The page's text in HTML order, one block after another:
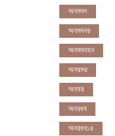
অনমদন
অনমদনর
অনমদনহন
অনয়মর
অনযয়
অনরধব
অনরধব১৪